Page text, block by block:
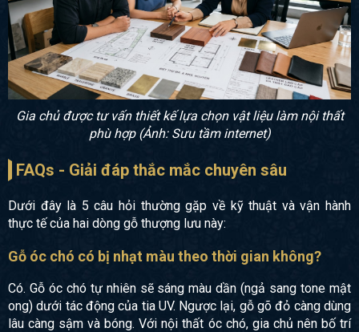
Gia chủ được tư vấn thiết kế lựa chọn vật liệu làm nội thất
phù hợp (Ảnh: Sưu tầm internet)
FAQs - Giải đáp thắc mắc chuyên sâu
Dưới đây là 5 câu hỏi thường gặp về kỹ thuật và vận hành
thực tế của hai dòng gỗ thượng lưu này:
Gỗ óc chó có bị nhạt màu theo thời gian không?
Có. Gỗ óc chó tự nhiên sẽ sáng màu dần (ngả sang tone mật
ong) dưới tác động của tia UV. Ngược lại, gỗ gõ đỏ càng dùng
lâu càng sậm và bóng. Với nội thất óc chó, gia chủ nên bố trí